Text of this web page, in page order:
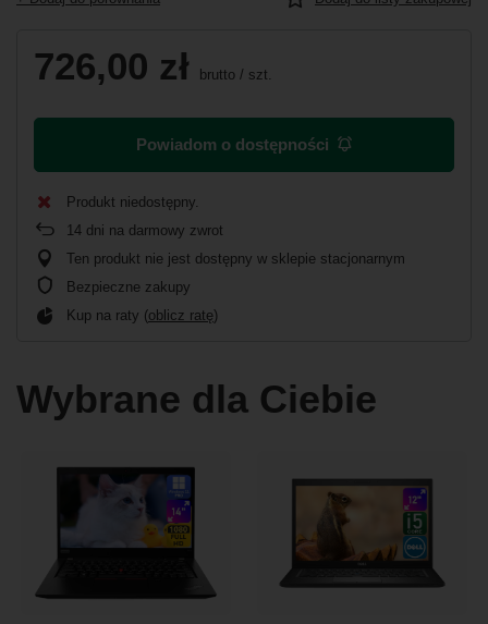
726,00 zł brutto / szt.
Powiadom o dostępności
Produkt niedostępny
14 dni na darmowy zwrot
Ten produkt nie jest dostępny w sklepie stacjonarnym
Bezpieczne zakupy
Kup na raty (oblicz ratę)
Wybrane dla Ciebie